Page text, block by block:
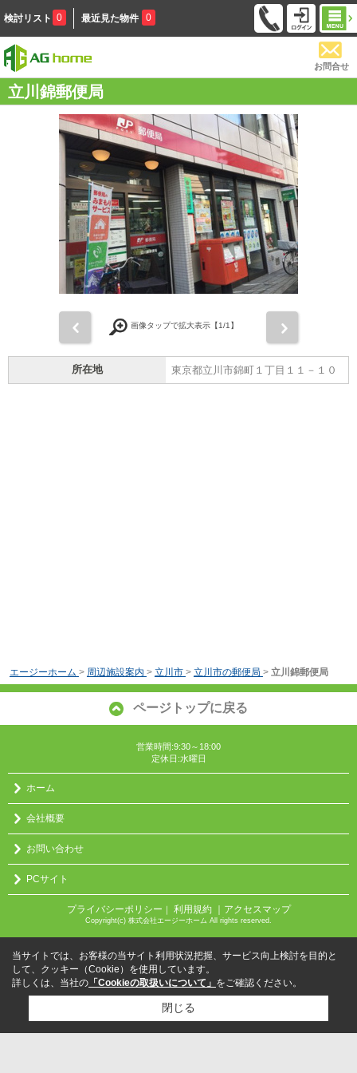
検討リスト 0 最近見た物件 0
お問合せ
立川錦郵便局
画像タップで拡大表示【1/1】
所在地 東京都立川市錦町１丁目１１－１０
エージーホーム > 周辺施設案内 > 立川市 > 立川市の郵便局 > 立川錦郵便局
ページトップに戻る
営業時間:9:30～18:00
定休日:水曜日
ホーム
会社概要
お問い合わせ
PCサイト
プライバシーポリシー ｜ 利用規約 ｜アクセスマップ
Copyright(c) 株式会社エージーホーム All rights reserved.
当サイトでは、お客様の当サイト利用状況把握、サービス向上検討を目的と
して、クッキー（Cookie）を使用しています。
詳しくは、当社の 「Cookieの取扱いについて」 をご確認ください。
閉じる